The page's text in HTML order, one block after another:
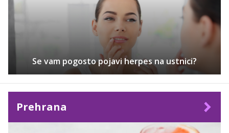
Se vam pogosto pojavi herpes na ustnici?
Prehrana